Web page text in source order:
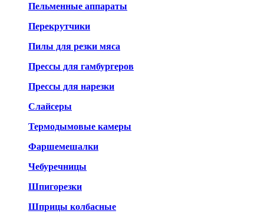
Пельменные аппараты
Перекрутчики
Пилы для резки мяса
Прессы для гамбургеров
Прессы для нарезки
Слайсеры
Термодымовые камеры
Фаршемешалки
Чебуречницы
Шпигорезки
Шприцы колбасные